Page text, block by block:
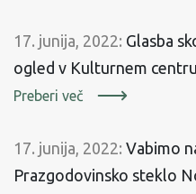
17. junija, 2022: Glasba
ogled v Kulturnem
Preberi več
17. junija, 2022: Vabimo
Prazgodovinsko steklo